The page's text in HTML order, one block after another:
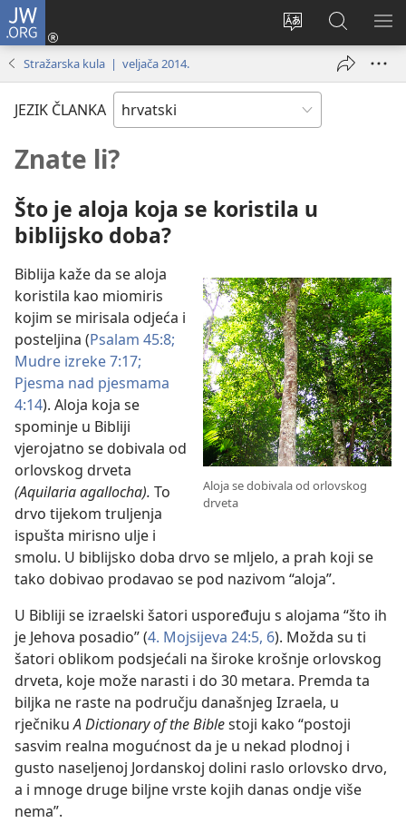
JW.ORG
Promijeni
Prijava
(otvara
prozor)
JW.ORG
|
Pretraga
Stražarska kula | veljača 2014.
JEZIK ČLANKA
Znate li?
Što je aloja koja se koristila u
biblijsko doba?
Aloja se dobivala od orlovskog
drveta
Biblija kaže da se aloja
koristila kao miomiris
kojim se mirisala odjeća i
posteljina (Psalam 45:8;
Mudre izreke 7:17;
Pjesma nad pjesmama
4:14). Aloja koja se
spominje u Bibliji
vjerojatno se dobivala od
orlovskog drveta
(Aquilaria agallocha). To
drvo tijekom truljenja
ispušta mirisno ulje i
smolu. U biblijsko doba drvo se mljelo, a prah koji se
tako dobivao prodavao se pod nazivom “aloja”.
U Bibliji se izraelski šatori uspoređuju s alojama “što ih
je Jehova posadio” (4. Mojsijeva 24:5, 6). Možda su ti
šatori oblikom podsjećali na široke krošnje orlovskog
drveta, koje može narasti i do 30 metara. Premda ta
biljka ne raste na području današnjeg Izraela, u
rječnikuA Dictionary of the Biblestoji kako “postoji
sasvim realna mogućnost da je u nekad plodnoj i
gusto naseljenoj Jordanskoj dolini raslo orlovsko drvo,
a i mnoge druge biljne vrste kojih danas ondje više
nema”.